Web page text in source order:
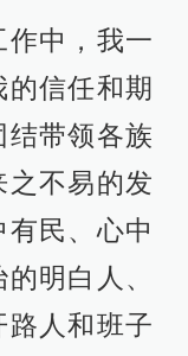
中，我一
信任和期
带领各族
之不易的发
民、心中
明白人、
路人和班子